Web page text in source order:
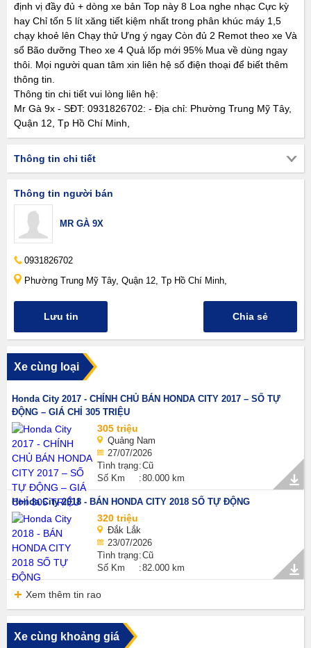
định vị đầy đủ + dòng xe bản Top này 8 Loa nghe nhạc Cực kỳ
hay Chỉ tốn 5 lít xăng tiết kiệm nhất trong phân khúc máy 1,5
chạy khoẻ lên Chạy thử Ưng ý ngay Còn đủ 2 Remot theo xe Và
sổ Bão dưỡng Theo xe 4 Quả lốp mới 95% Mua về dùng ngay
thôi. Mọi người quan tâm xin liên hệ số điện thoại để biết thêm
thông tin.
Thông tin chi tiết vui lòng liên hệ:
Mr Gà 9x - SĐT: 0931826702: - Địa chỉ: Phường Trung Mỹ Tây,
Quận 12, Tp Hồ Chí Minh,
Thông tin chi tiết
Thông tin người bán
MR GÀ 9X
0931826702
Phường Trung Mỹ Tây, Quận 12, Tp Hồ Chí Minh,
Lưu tin Chia sẻ
Xe cùng loại
Honda City 2017 - CHÍNH CHỦ BÁN HONDA CITY 2017 – SỐ TỰ
ĐỘNG – GIÁ CHỈ 305 TRIỆU
305 triệu
Quảng Nam
27/07/2026
Tình trạng Cũ
Số Km
80.000 km
Honda City 2018 - BÁN HONDA CITY 2018 SỐ TỰ ĐỘNG
320 triệu
Đắk Lắk
23/07/2026
Tình trạng Cũ
Số Km
82.000 km
Xem thêm tin rao
Xe cùng khoảng giá